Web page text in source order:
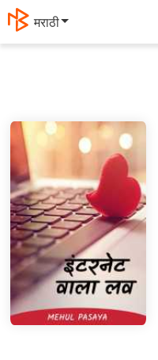
मराठी